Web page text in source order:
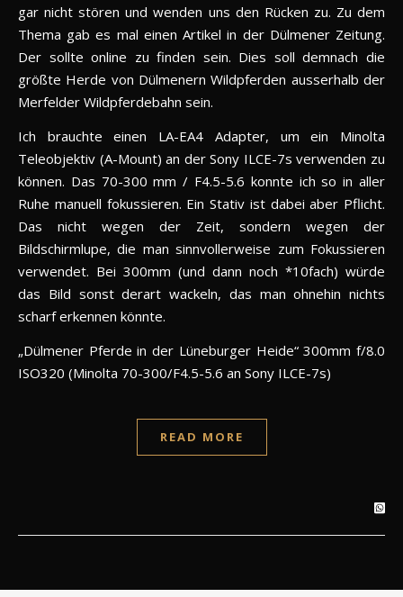
gar nicht stören und wenden uns den Rücken zu. Zu dem
Thema gab es mal einen Artikel in der Dülmener Zeitung.
Der sollte online zu finden sein. Dies soll demnach die
größte Herde von Dülmenern Wildpferden ausserhalb der
Merfelder Wildpferdebahn sein.
Ich brauchte einen LA-EA4 Adapter, um ein Minolta
Teleobjektiv (A-Mount) an der Sony ILCE-7s verwenden zu
können. Das 70-300 mm / F4.5-5.6 konnte ich so in aller
Ruhe manuell fokussieren. Ein Stativ ist dabei aber Pflicht.
Das nicht wegen der Zeit, sondern wegen der
Bildschirmlupe, die man sinnvollerweise zum Fokussieren
verwendet. Bei 300mm (und dann noch *10fach) würde
das Bild sonst derart wackeln, das man ohnehin nichts
scharf erkennen könnte.
„Dülmener Pferde in der Lüneburger Heide“ 300mm f/8.0
ISO320 (Minolta 70-300/F4.5-5.6 an Sony ILCE-7s)
READ MORE